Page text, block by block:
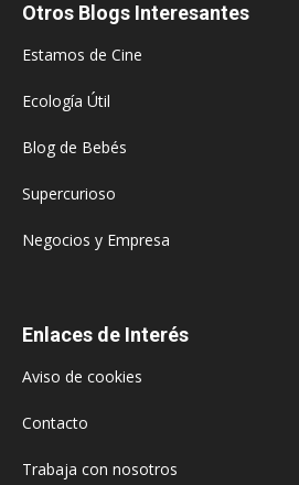
Otros Blogs Interesantes
Estamos de Cine
Ecología Útil
Blog de Bebés
Supercurioso
Negocios y Empresa
Enlaces de Interés
Aviso de cookies
Contacto
Trabaja con nosotros